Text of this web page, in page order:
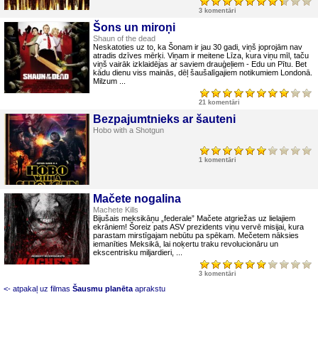
3 komentāri
Šons un miroņi
Shaun of the dead
Neskatoties uz to, ka Šonam ir jau 30 gadi, viņš joprojām nav
atradis dzīves mērķi. Viņam ir meitene Līza, kura viņu mīl, taču
viņš vairāk izklaidējas ar saviem drauģeļiem - Edu un Pītu. Bet
kādu dienu viss mainās, dēļ šaušalīgajiem notikumiem Londonā.
Milzum ...
21 komentāri
Bezpajumtnieks ar šauteni
Hobo with a Shotgun
1 komentāri
Mačete nogalina
Machete Kills
Bijušais meksikāņu „federale” Mačete atgriežas uz lielajiem
ekrāniem! Šoreiz pats ASV prezidents viņu vervē misijai, kura
parastam mirstīgajam nebūtu pa spēkam. Mečetem nāksies
iemanīties Meksikā, lai noķertu traku revolucionāru un
ekscentrisku miljardieri, ...
3 komentāri
<- atpakaļ uz filmas Šausmu planēta aprakstu